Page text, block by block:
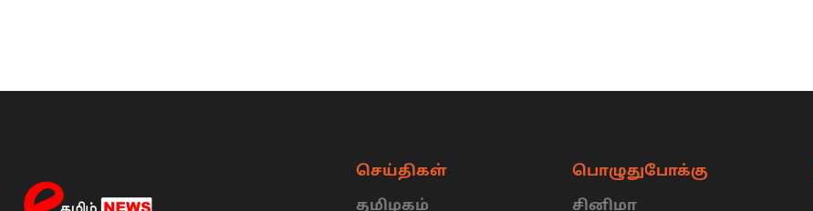
செய்திகள்
தமிழகம்
பொழுதுபோக்கு
சினிமா